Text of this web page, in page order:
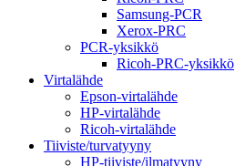
Samsung-PCR
Xerox-PRC
PCR-yksikkö
Ricoh-PRC-yksikkö
Virtalähde
Epson-virtalähde
HP-virtalähde
Ricoh-virtalähde
Tiiviste/turvatyyny
HP-tiiviste/ilmatyyny